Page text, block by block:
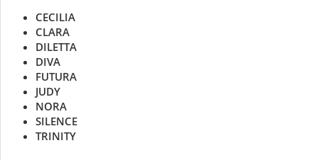
CECILIA
CLARA
DILETTA
DIVA
FUTURA
JUDY
NORA
SILENCE
TRINITY